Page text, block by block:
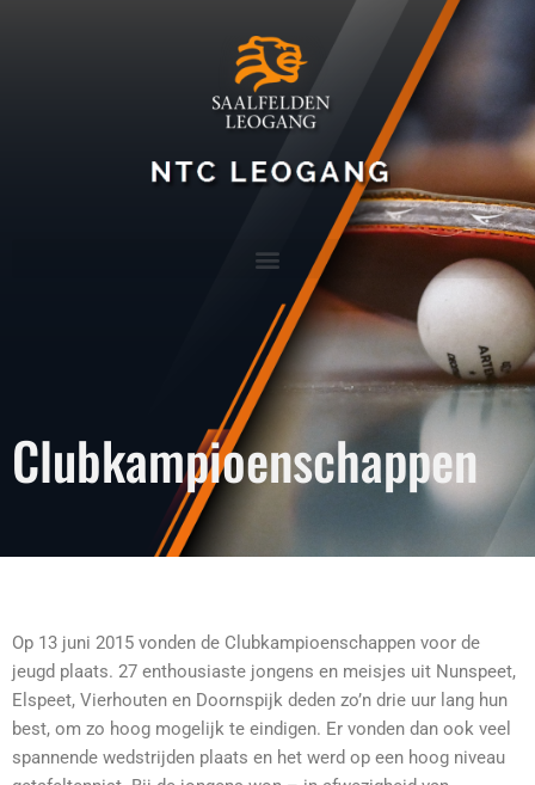
Clubkampioenschappen
Op 13 juni 2015 vonden de Clubkampioenschappen voor de
jeugd plaats. 27 enthousiaste jongens en meisjes uit Nunspeet,
Elspeet, Vierhouten en Doornspijk deden zo’n drie uur lang hun
best, om zo hoog mogelijk te eindigen. Er vonden dan ook veel
spannende wedstrijden plaats en het werd op een hoog niveau